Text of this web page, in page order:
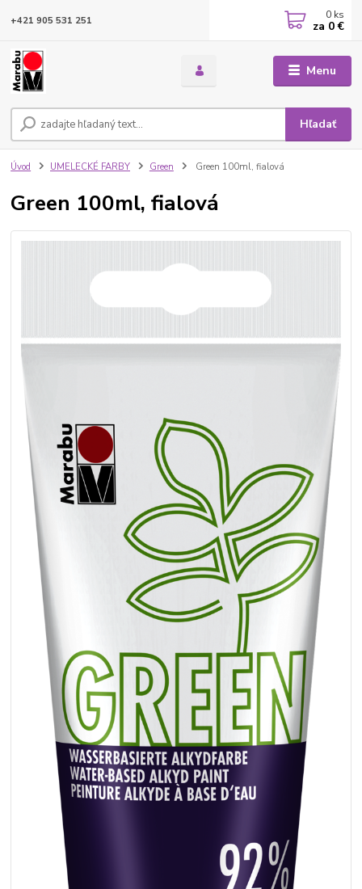
Menu
Hľadať
+421 905 531 251 0 ks
za 0 €
Úvod UMELECKÉ FARBY Green Green 100ml, fialová
Green 100ml, fialová